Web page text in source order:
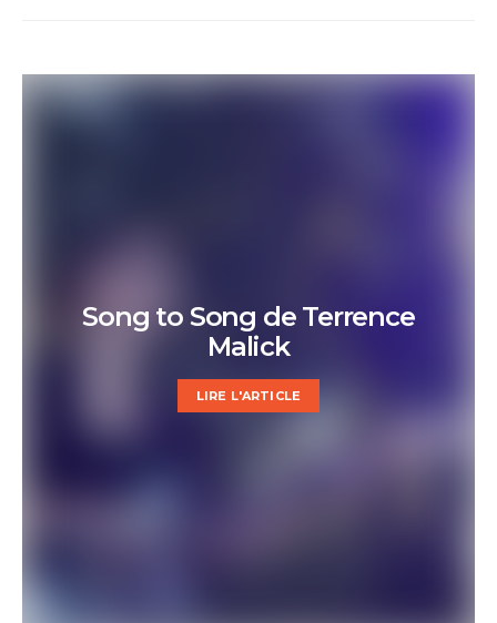
Song to Song de Terrence
Malick
LIRE L'ARTICLE